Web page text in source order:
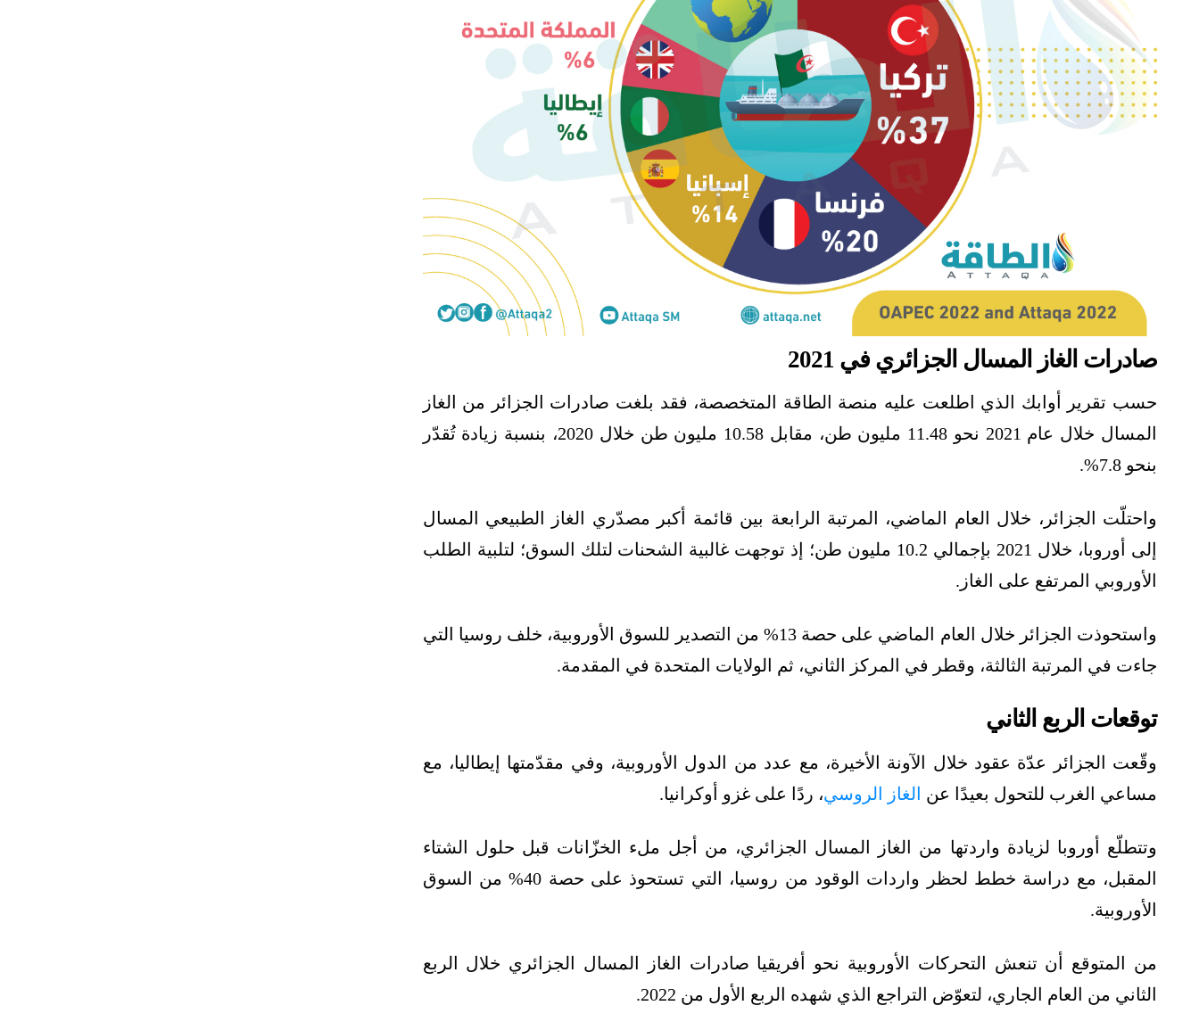
صادرات الغاز المسال الجزائري في 2021
حسب تقرير أوابك الذي اطلعت عليه منصة الطاقة المتخصصة، فقد بلغت صادرات الجزائر من الغاز
المسال خلال عام 2021 نحو 11.48 مليون طن، مقابل 10.58 مليون طن خلال 2020، بنسبة زيادة تُقدّر
بنحو 7.8%.
واحتلّت الجزائر، خلال العام الماضي، المرتبة الرابعة بين قائمة أكبر مصدّري الغاز الطبيعي المسال
إلى أوروبا، خلال 2021 بإجمالي 10.2 مليون طن؛ إذ توجهت غالبية الشحنات لتلك السوق؛ لتلبية الطلب
الأوروبي المرتفع على الغاز.
واستحوذت الجزائر خلال العام الماضي على حصة 13% من التصدير للسوق الأوروبية، خلف روسيا التي
جاءت في المرتبة الثالثة، وقطر في المركز الثاني، ثم الولايات المتحدة في المقدمة.
توقعات الربع الثاني
وقّعت الجزائر عدّة عقود خلال الآونة الأخيرة، مع عدد من الدول الأوروبية، وفي مقدّمتها إيطاليا، مع
مساعي الغرب للتحول بعيدًا عن الغاز الروسي، ردًا على غزو أوكرانيا.
وتتطلّع أوروبا لزيادة واردتها من الغاز المسال الجزائري، من أجل ملء الخزّانات قبل حلول الشتاء
المقبل، مع دراسة خطط لحظر واردات الوقود من روسيا، التي تستحوذ على حصة 40% من السوق
الأوروبية.
من المتوقع أن تنعش التحركات الأوروبية نحو أفريقيا صادرات الغاز المسال الجزائري خلال الربع
الثاني من العام الجاري، لتعوّض التراجع الذي شهده الربع الأول من 2022.